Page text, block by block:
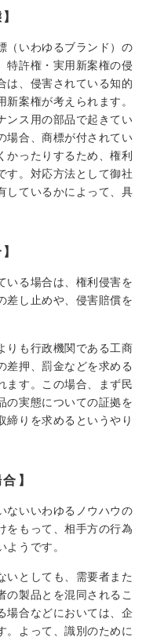
（いわゆるブランド）の
特許権・実用新案権の侵
は、侵害されている知的
案権が考えられます。
ンス用の部品で起きてい
場合、商標が付されてい
かったりするため、権利
す。対応方法として御社
しているかによって、具
いる場合は、権利侵害を
差し止めや、侵害賠償を
りも行政機関である工商
差押、罰金などを求める
ます。この場合、まず民
の実態についての証拠を
締りを求めるというやり
】
ないいわゆるノウハウの
をもって、相手方の行為
うです。
いとしても、需要者また
の製品とを混同されるこ
場合などにおいては、企
。よって、識別のために